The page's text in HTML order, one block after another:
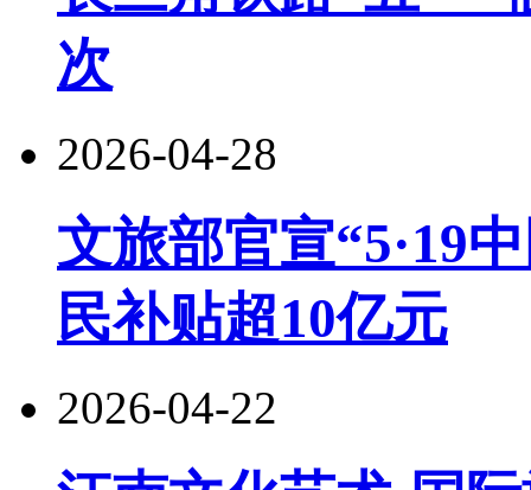
次
2026-04-28
文旅部官宣“5·19
民补贴超10亿元
2026-04-22